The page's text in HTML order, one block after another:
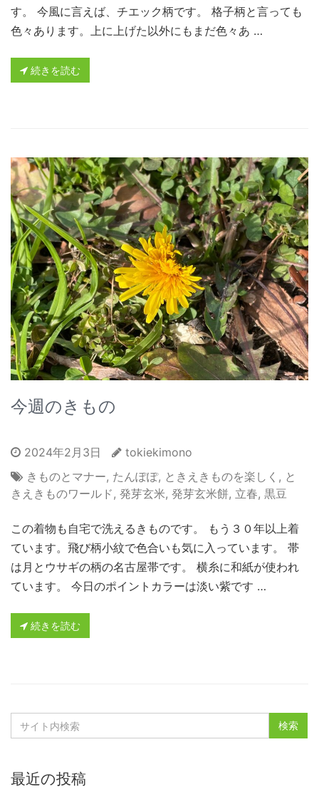
す。 今風に言えば、チエック柄です。 格子柄と言っても
色々あります。上に上げた以外にもまだ色々あ …
続きを読む
今週のきもの
2024年2月3日
tokiekimono
きものとマナー, たんぽぽ, ときえきものを楽しく , と
きえきものワールド, 発芽玄米, 発芽玄米餅, 立春, 黒豆
この着物も自宅で洗えるきものです。 もう３０年以上着
ています。飛び柄小紋で色合いも気に入っています。 帯
は月とウサギの柄の名古屋帯です。 横糸に和紙が使われ
ています。 今日のポイントカラーは淡い紫です …
続きを読む
最近の投稿